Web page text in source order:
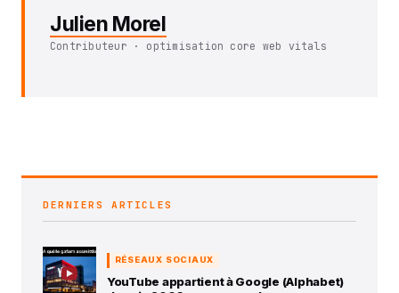
Julien Morel
Contributeur · optimisation core web vitals
DERNIERS ARTICLES
RÉSEAUX SOCIAUX
YouTube appartient à Google (Alphabet)